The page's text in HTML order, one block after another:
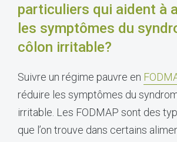
particuliers qui aident à
les symptômes du
côlon irritable?
Suivre un régime pauvre en
réduire les symptômes du
irritable. Les FODMAP sont des
que l’on trouve dans certains